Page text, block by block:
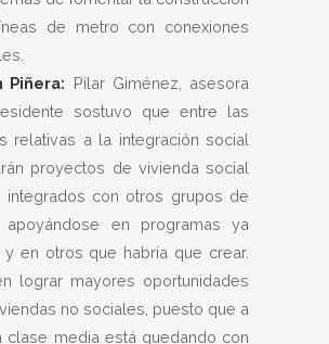
de metro con conexiones
Piñera: Pilar Giménez, asesora
sostuvo que entre las
relativas a la integración social
proyectos de vivienda social
integrados con otros grupos de
apoyándose en programas ya
y en otros que habría que crear.
lograr mayores oportunidades
no sociales, puesto que a
clase media está quedando con